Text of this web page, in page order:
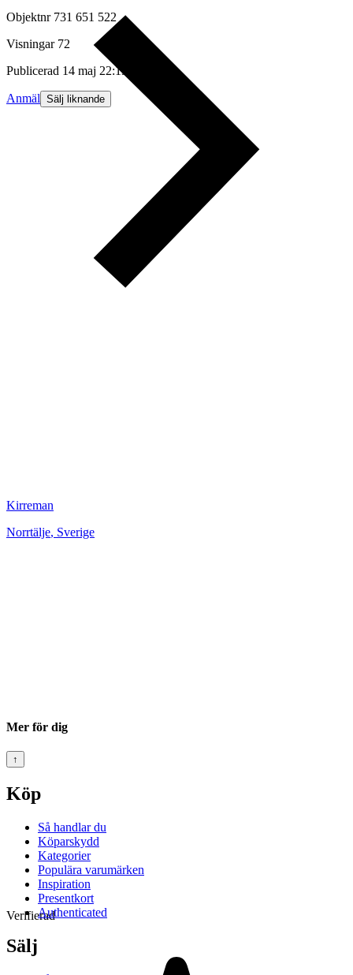
Objektnr 731 651 522
Visningar 72
Publicerad 14 maj 22:13
Anmäl Sälj liknande
Kirreman
Norrtälje, Sverige
Verifierad
Mer för dig
↑
Köp
Så handlar du
Köparskydd
Kategorier
Populära varumärken
Inspiration
Presentkort
Authenticated
Sälj